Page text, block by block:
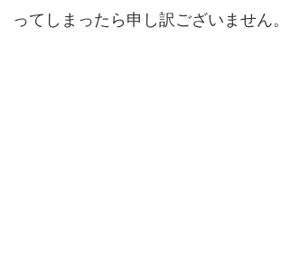
ってしまったら申し訳ございません。